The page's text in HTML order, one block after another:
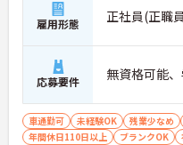
雇用形態 正社員(正職
応募要件 無資格可能
車通勤可 未経験OK 残業少なめ
年間休日110日以上
ブランクOK